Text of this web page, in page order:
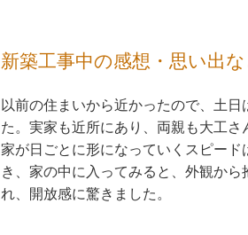
新築工事中の感想・思い出な
以前の住まいから近かったので、土
た。実家も近所にあり、両親も大工さ
家が日ごとに形になっていくスピー
き、家の中に入ってみると、外観か
れ、開放感に驚きました。